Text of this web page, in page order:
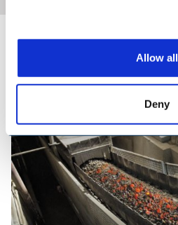
Allow all
Deny
AUMUND GROUP